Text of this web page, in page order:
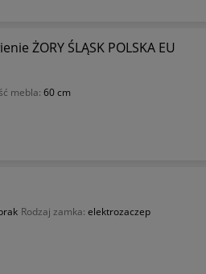
ŻORY ŚLĄSK POLSKA EU
mebla: 60 cm
Rodzaj zamka: elektrozaczep